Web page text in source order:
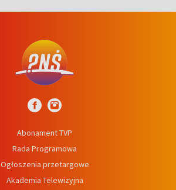
Abonament TVP
Rada Programowa
Ogłoszenia przetargowe
Akademia Telewizyjna